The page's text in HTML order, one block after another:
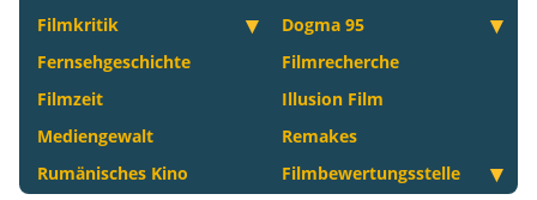
Filmkritik
Dogma 95
Fernsehgeschichte
Filmrecherche
Filmzeit
Illusion Film
Mediengewalt
Remakes
Rumänisches Kino
Filmbewertungsstelle